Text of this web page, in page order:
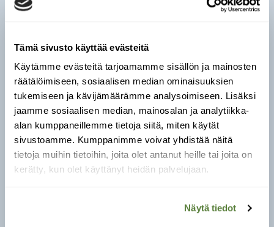
Tämä sivusto käyttää evästeitä
Käytämme evästeitä tarjoamamme sisällön ja mainosten
räätälöimiseen, sosiaalisen median ominaisuuksien
tukemiseen ja kävijämäärämme analysoimiseen. Lisäksi
jaamme sosiaalisen median, mainosalan ja analytiikka-
alan kumppaneillemme tietoja siitä, miten käytät
sivustoamme. Kumppanimme voivat yhdistää näitä
tietoja muihin tietoihin, joita olet antanut heille tai joita on
kerätty, kun olet käyttänyt heidän palvelujaan.
Näytä tiedot
Punctum pygmaeum
Leveys:1,2–1,5 mm.
Pikkuruinen, litteä ja tiheäuurteinen. Kuori
kullanruskea ja silkinhohtoinen.
Yleinen ja runsas metsälaji, jota tavataan koko
maassa etenkin haavan karikkeesta. Suomen
pienin kotilo.